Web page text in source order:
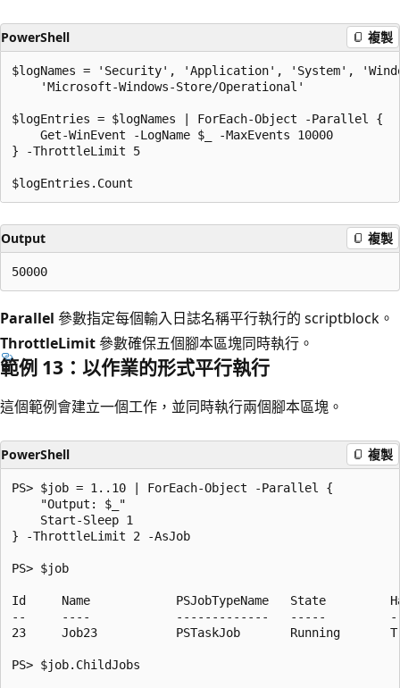
PowerShell 複製
$logNames = 'Security', 'Application', 'System',
    'Microsoft-Windows-Store/Operational'
$logEntries = $logNames | ForEach-Object -Parallel {
    Get-WinEvent -LogName $_ -MaxEvents 10000
} -ThrottleLimit 5
Output 複製
Parallel 參數指定每個輸入日誌名稱平行執行的 scriptblock。
ThrottleLimit參數確保五個腳本區塊同時執行。
範例 13：以作業的形式平行執行
這個範例會建立一個工作，並同時執行兩個腳本區塊。
PowerShell 複製
PS> $job = 1..10 | ForEach-Object -Parallel {
    "Output: $_"
    Start-Sleep 1
} -ThrottleLimit 2 -AsJob
PS> $job
Id     Name            PSJobTypeName   State
--     ----            -------------   -----
23     Job23           PSTaskJob       Running
PS> $job.ChildJobs